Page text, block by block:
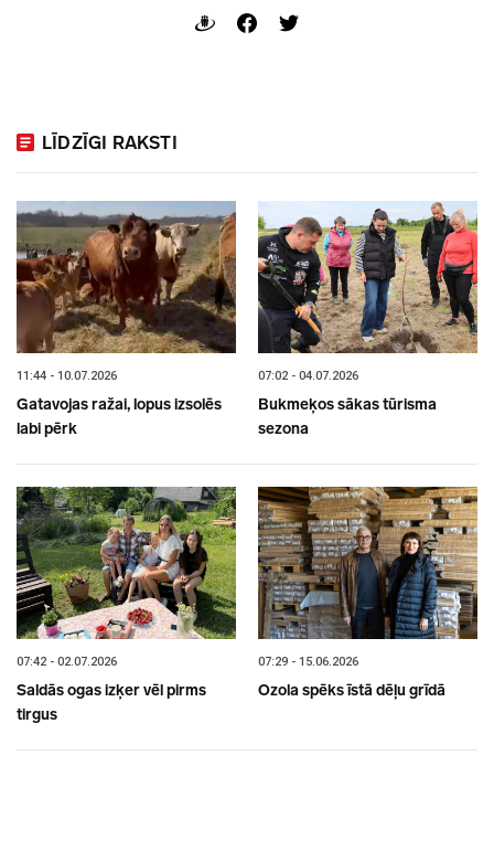
LĪDZĪGI RAKSTI
11:44 - 10.07.2026
Gatavojas ražai, lopus izsolēs
labi pērk
07:02 - 04.07.2026
Bukmeķos sākas tūrisma
sezona
07:42 - 02.07.2026
Saldās ogas izķer vēl pirms
tirgus
07:29 - 15.06.2026
Ozola spēks īstā dēļu grīdā